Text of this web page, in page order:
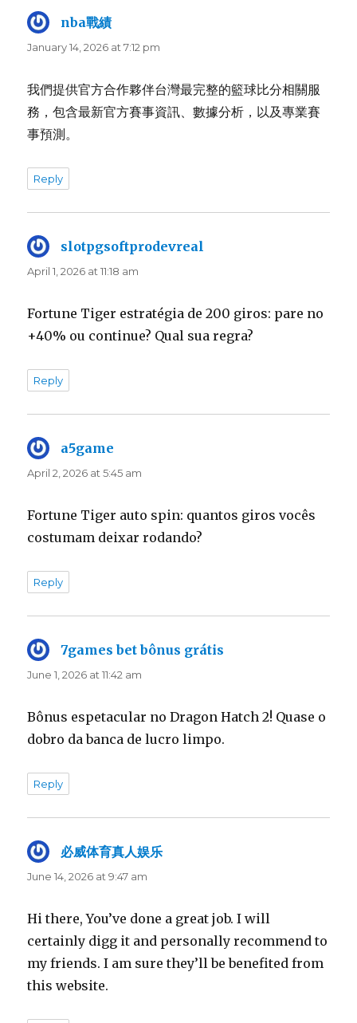
nba戰績
January 14, 2026 at 7:12 pm
我們提供官方合作夥伴台灣最完整的籃球比分相關服
務，包含最新官方賽事資訊、數據分析，以及專業賽
事預測。
Reply
slotpgsoftprodevreal
April 1, 2026 at 11:18 am
Fortune Tiger estratégia de 200 giros: pare no
+40% ou continue? Qual sua regra?
Reply
a5game
April 2, 2026 at 5:45 am
Fortune Tiger auto spin: quantos giros vocês
costumam deixar rodando?
Reply
7games bet bônus grátis
June 1, 2026 at 11:42 am
Bônus espetacular no Dragon Hatch 2! Quase o
dobro da banca de lucro limpo.
Reply
必威体育真人娱乐
June 14, 2026 at 9:47 am
Hi there, You’ve done a great job. I will
certainly digg it and personally recommend to
my friends. I am sure they’ll be benefited from
this website.